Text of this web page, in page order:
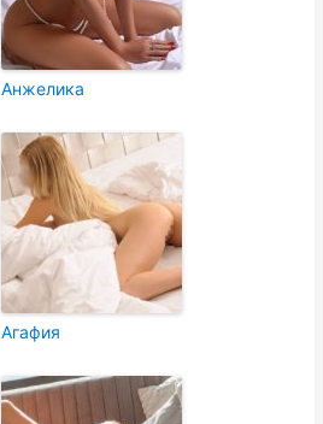
Анжелика
Агафия